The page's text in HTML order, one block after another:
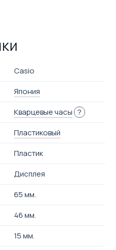
Casio
Япония
Кварцевые часы ?
Пластиковый
Пластик
Дисплея
65 мм.
46 мм.
15 мм.